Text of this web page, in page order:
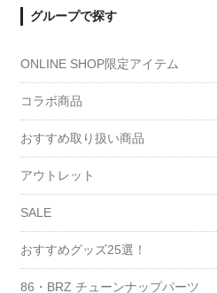
グループで探す
ONLINE SHOP限定アイテム
コラボ商品
おすすめ取り扱い商品
アウトレット
SALE
おすすめグッズ25選！
86・BRZ チューンナップパーツ